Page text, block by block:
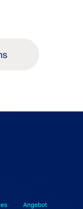
Angebot